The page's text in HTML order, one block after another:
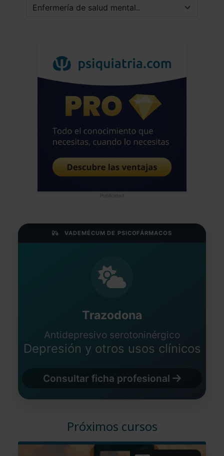
Publicidad
VADEMÉCUM DE PSICOFÁRMACOS
Trazodona
Antidepresivo serotoninérgico
Depresión y otros usos clínicos
Consultar ficha profesional
Próximos cursos